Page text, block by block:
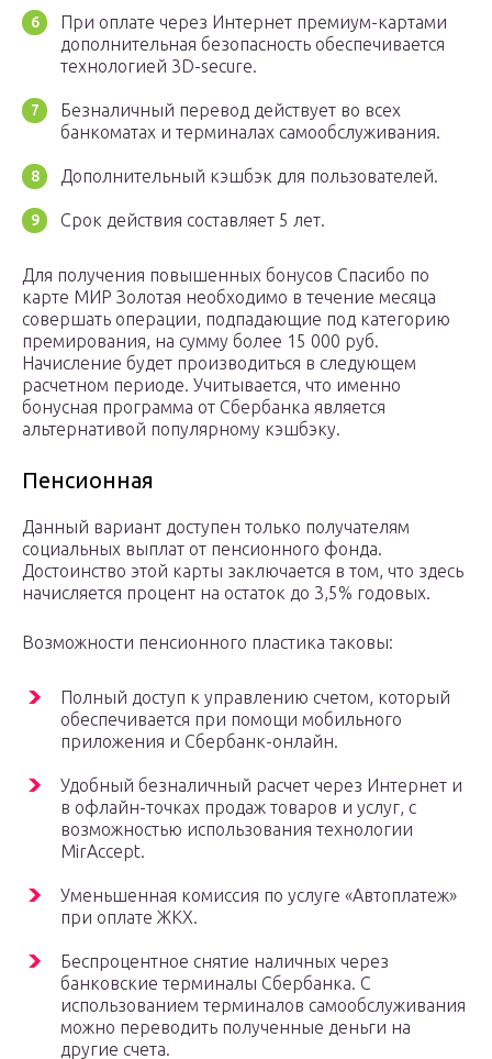
При оплате через Интернет премиум-картами
дополнительная безопасность обеспечивается
технологией 3D-secure.
Безналичный перевод действует во всех
банкоматах и терминалах самообслуживания.
Дополнительный кэшбэк для пользователей.
Срок действия составляет 5 лет.
Для получения повышенных бонусов Спасибо по
карте МИР Золотая необходимо в течение месяца
совершать операции, подпадающие под категорию
премирования, на сумму более 15 000 руб.
Начисление будет производиться в следующем
расчетном периоде. Учитывается, что именно
бонусная программа от Сбербанка является
альтернативой популярному кэшбэку.
Пенсионная
Данный вариант доступен только получателям
социальных выплат от пенсионного фонда.
Достоинство этой карты заключается в том, что здесь
начисляется процент на остаток до 3,5% годовых.
Возможности пенсионного пластика таковы:
Полный доступ к управлению счетом, который
обеспечивается при помощи мобильного
приложения и Сбербанк-онлайн.
Удобный безналичный расчет через Интернет и
в офлайн-точках продаж товаров и услуг, с
возможностью использования технологии
MirAccept.
Уменьшенная комиссия по услуге «Автоплатеж»
при оплате ЖКХ.
Беспроцентное снятие наличных через
банковские терминалы Сбербанка. С
использованием терминалов самообслуживания
можно переводить полученные деньги на
другие счета.